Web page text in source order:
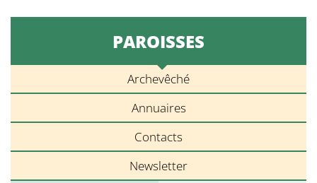
PAROISSES
Archevêché
Annuaires
Contacts
Newsletter